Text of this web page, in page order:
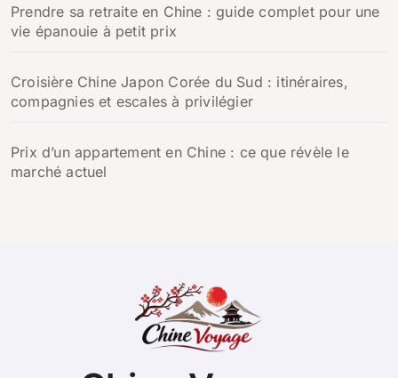
Prendre sa retraite en Chine : guide complet pour une
vie épanouie à petit prix
Croisière Chine Japon Corée du Sud : itinéraires,
compagnies et escales à privilégier
Prix d’un appartement en Chine : ce que révèle le
marché actuel